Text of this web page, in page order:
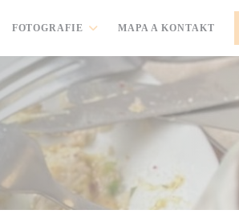
FOTOGRAFIE MAPA A KONTAKT